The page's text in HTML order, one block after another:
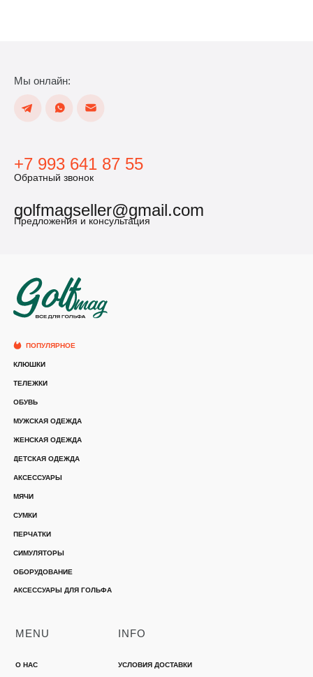
+7 993 641 87 55
Обратный звонок
golfmagseller@gmail.com
Предложения и консультация
О НАС
MENU
УСЛОВИЯ ДОСТАВКИ
INFO
Мы онлайн:
КЛЮШКИ
СУМКИ
ОБУВЬ
ПЕРЧАТКИ
ТЕЛЕЖКИ
АКСЕССУАРЫ ДЛЯ ГОЛЬФА
МЯЧИ
СИМУЛЯТОРЫ
ОБОРУДОВАНИЕ
МУЖСКАЯ ОДЕЖДА
ЖЕНСКАЯ ОДЕЖДА
ДЕТСКАЯ ОДЕЖДА
АКСЕССУАРЫ
ПОПУЛЯРНОЕ